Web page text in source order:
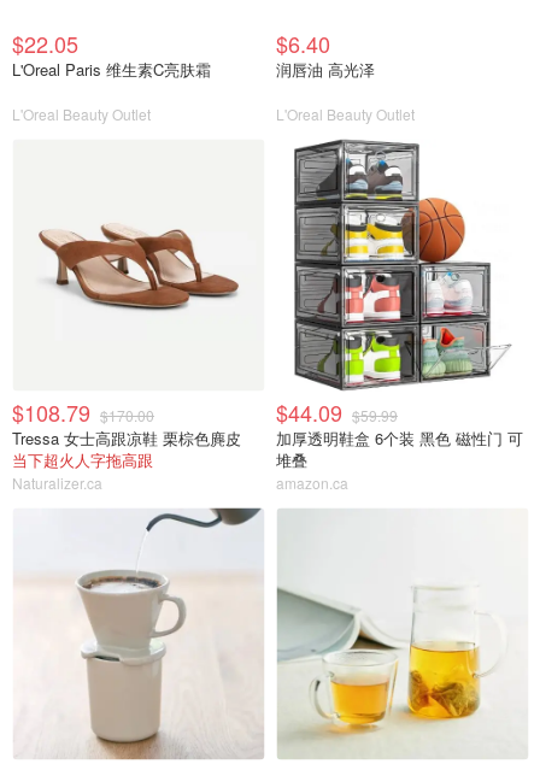
$22.05
L'Oreal Paris 维生素C亮肤霜
L'Oreal Beauty Outlet
$6.40
润唇油 高光泽
L'Oreal Beauty Outlet
$108.79 $170.00
Tressa 女士高跟凉鞋 栗棕色麂皮
当下超火人字拖高跟
Naturalizer.ca
$44.09 $59.99
加厚透明鞋盒 6个装 黑色 磁性门 可
堆叠
amazon.ca